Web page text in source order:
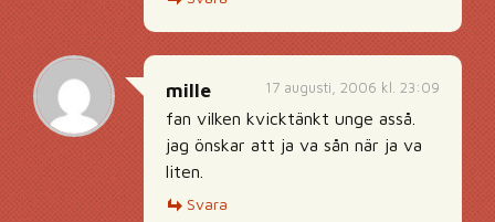
17 augusti, 2006 kl. 23:09
mille
fan vilken kvicktänkt unge asså.
jag önskar att ja va sån när ja va
liten.
Svara